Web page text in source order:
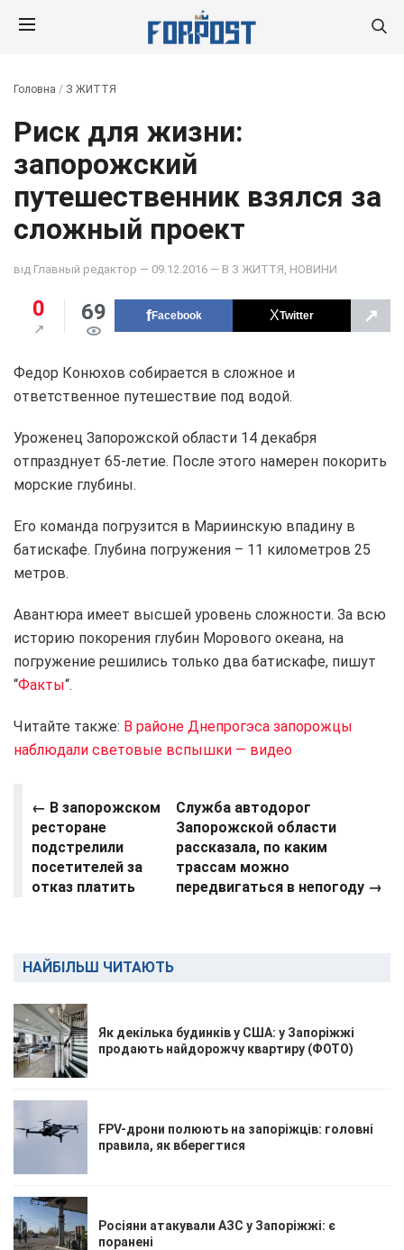
Головна / З ЖИТТЯ
Риск для жизни:
запорожский
путешественник взялся за
сложный проект
від Главный редактор — 09.12.2016 — В З ЖИТТЯ НОВИНИ
0 69 Facebook Twitter ↗
Федор Конюхов собирается в сложное и
ответственное путешествие под водой.
Уроженец Запорожской области 14 декабря
отпразднует 65-летие. После этого намерен покорить
морские глубины.
Его команда погрузится в Мариинскую впадину в
батискафе. Глубина погружения – 11 километров 25
метров.
Авантюра имеет высшей уровень сложности. За всю
историю покорения глубин Морового океана, на
погружение решились только два батискафе, пишут
“Факты“.
Читайте также: В районе Днепрогэса запорожцы
наблюдали световые вспышки — видео
← В запорожском
ресторане
подстрелили
посетителей за
отказ платить
Служба автодорог
Запорожской области
рассказала, по каким
трассам можно
передвигаться в непогоду →
НАЙБІЛЬШ ЧИТАЮТЬ
Як декілька будинків у США: у Запоріжжі
продають найдорожчу квартиру (ФОТО)
FPV-дрони полюють на запоріжців: головні
правила, як вберегтися
Росіяни атакували АЗС у Запоріжжі: є
поранені